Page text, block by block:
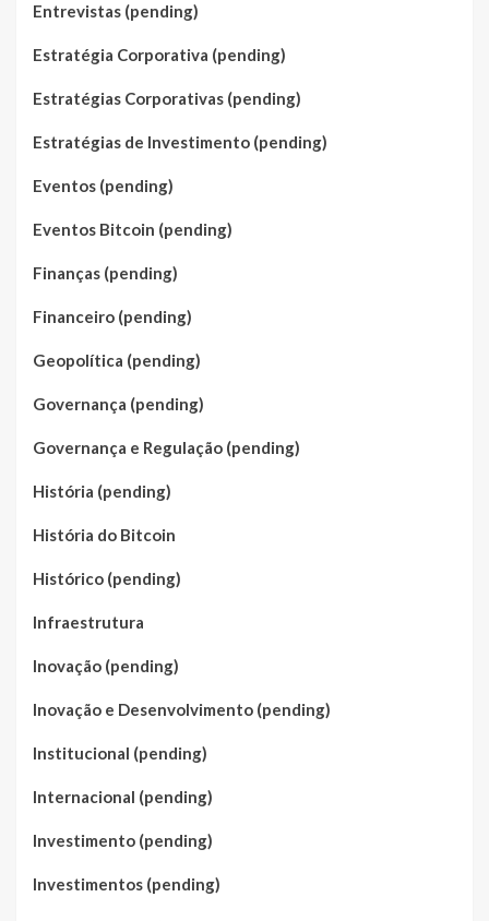
Entrevistas (pending)
Estratégia Corporativa (pending)
Estratégias Corporativas (pending)
Estratégias de Investimento (pending)
Eventos (pending)
Eventos Bitcoin (pending)
Finanças (pending)
Financeiro (pending)
Geopolítica (pending)
Governança (pending)
Governança e Regulação (pending)
História (pending)
História do Bitcoin
Histórico (pending)
Infraestrutura
Inovação (pending)
Inovação e Desenvolvimento (pending)
Institucional (pending)
Internacional (pending)
Investimento (pending)
Investimentos (pending)